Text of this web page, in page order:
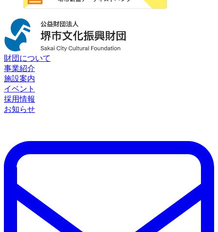
財団について
事業紹介
施設案内
イベント
採用情報
お知らせ